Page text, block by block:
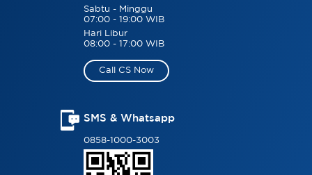
Sabtu - Minggu
07:00 - 19:00 WIB
Hari Libur
08:00 - 17:00 WIB
Call CS Now
SMS & Whatsapp
0858-1000-3003